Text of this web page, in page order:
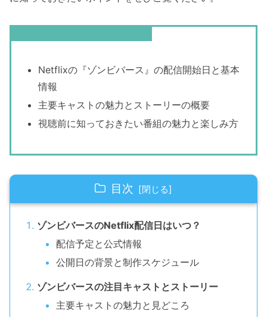
Netflixの『ゾンビバース』の配信開始日と基本
情報
主要キャストの魅力とストーリーの概要
視聴前に知っておきたい番組の魅力と楽しみ方
目次
ゾンビバースのNetflix配信日はいつ？
配信予定と公式情報
公開日の背景と制作スケジュール
ゾンビバースの注目キャストとストーリー
主要キャストの魅力と見どころ